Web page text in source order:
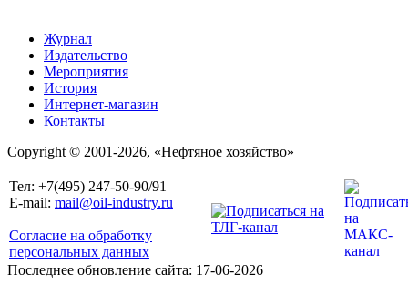
Журнал
Издательство
Мероприятия
История
Интернет-магазин
Контакты
Copyright © 2001-2026, «Нефтяное хозяйство»
Тел: +7(495) 247-50-90/91
E-mail: mail@oil-industry.ru
Согласие на обработку
персональных данных
Последнее обновление сайта: 17-06-2026